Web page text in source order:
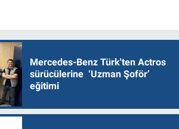
Mercedes-Benz Türk'ten Actros
sürücülerine ‘Uzman Şoför’
eğitimi